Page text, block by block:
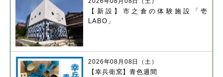
【新設】市之倉の体験施設「壱
LABO」
【幸兵衛窯】青色週間
2026年08月08日（土）